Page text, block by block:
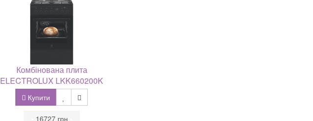
Комбінована плита
ELECTROLUX LKK660200K
Купити
16727 грн